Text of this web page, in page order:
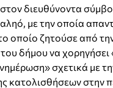
διευθύνοντα
με την οποία
οποίο ζητούσε από
δήμου να
σχετικά με
κατολισθήσεων στην